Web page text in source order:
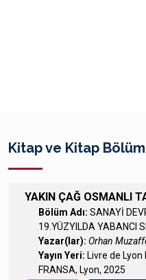
Kitap ve Kitap
YAKIN ÇAĞ OSMANLI
Bölüm Adı: SANAYİ
19.YÜZYILDA YABANCI
Yazar(lar): Orhan
Yayın Yeri: Livre de
FRANSA, Lyon, 2025